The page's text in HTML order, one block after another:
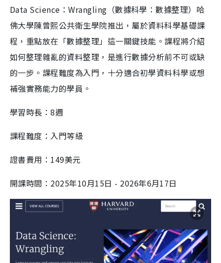
Data Science：Wrangling（數據科學：數據整理）哈
佛大學陳曾熙公共衛生學院推出，屬於資料科學基礎課
程，重點放在「數據整理」這一關鍵技能。課程將介紹
如何整理雜亂的資料整理，是進行數據分析前不可或缺
的一步。課程難度為入門，十分適合初學資料科學或想
補強實務能力的學員。
學習時長：8週
課程難度：入門等級
證書費用：149美元
開課時間：2025年10月15日 - 2026年6月17日